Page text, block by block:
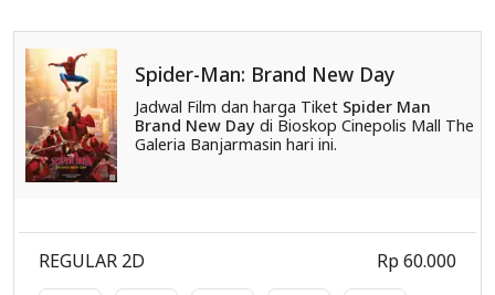
Spider-Man: Brand New Day
Jadwal Film dan harga Tiket Spider Man
Brand New Daydi Bioskop Cinepolis Mall The
Galeria Banjarmasin hari ini.
REGULAR 2D Rp 60.000